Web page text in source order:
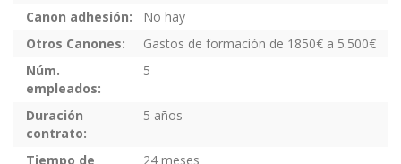
Canon adhesión:
No hay
Otros Canones:
Gastos de formación de 1850€ a 5.500€
Núm.
empleados:
5
Duración
contrato:
5 años
Tiempo de 24 meses